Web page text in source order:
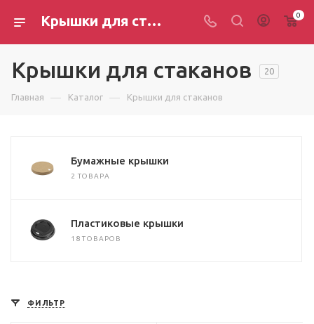
Крышки для стаканов 0
Крышки для стаканов 20
Главная — Каталог — Крышки для стаканов
Бумажные крышки
2 ТОВАРА
Пластиковые крышки
18 ТОВАРОВ
ФИЛЬТР